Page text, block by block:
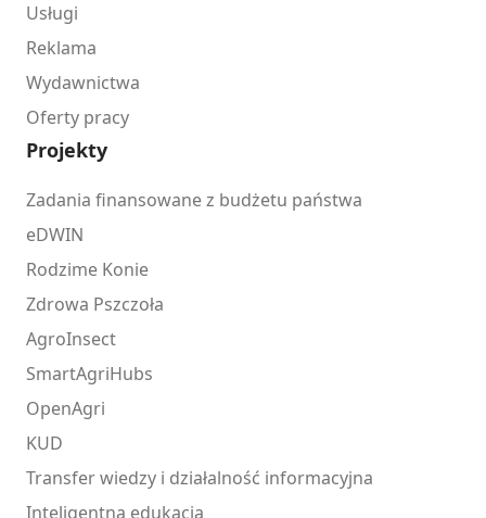
Usługi
Reklama
Wydawnictwa
Oferty pracy
Projekty
Zadania finansowane z budżetu państwa
eDWIN
Rodzime Konie
Zdrowa Pszczoła
AgroInsect
SmartAgriHubs
OpenAgri
KUD
Transfer wiedzy i działalność informacyjna
Inteligentna edukacja